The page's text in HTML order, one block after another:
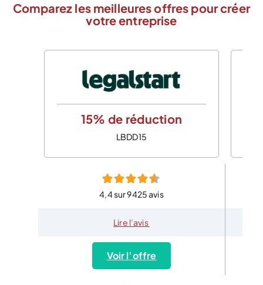
Comparez les meilleures offres pour créer
votre entreprise
15% de réduction
LBDD15
4,4 sur 9425 avis
Lire l’avis
Voir l’offre